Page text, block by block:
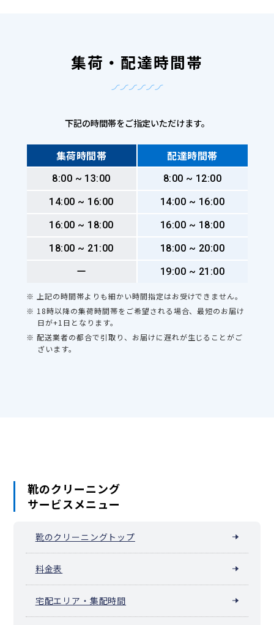
集荷・配達時間帯
下記の時間帯をご指定いただけます。
集荷時間帯 配達時間帯
8:00 ~ 13:00
8:00 ~ 12:00
14:00 ~ 16:00
14:00 ~ 16:00
16:00 ~ 18:00
16:00 ~ 18:00
18:00 ~ 21:00
18:00 ~ 20:00
ー
19:00 ~ 21:00
※ 上記の時間帯よりも細かい時間指定はお受けできません。
※ 18時以降の集荷時間帯をご希望される場合、最短のお届け
日が+1日となります。
※ 配送業者の都合で引取り、お届けに遅れが生じることがご
ざいます。
靴のクリーニング
サービスメニュー
靴のクリーニングトップ
料金表
宅配エリア・集配時間